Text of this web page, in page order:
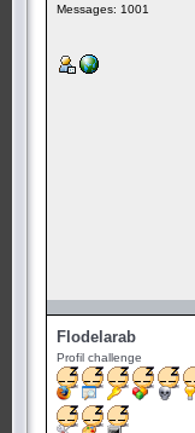
Messages: 1001
Flodelarab
Profil challenge